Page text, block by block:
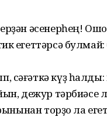
әсенерһең!
егеттәрсә булмай:
күҙ һалды:
дежур тәрбиәсе
торҙо ла